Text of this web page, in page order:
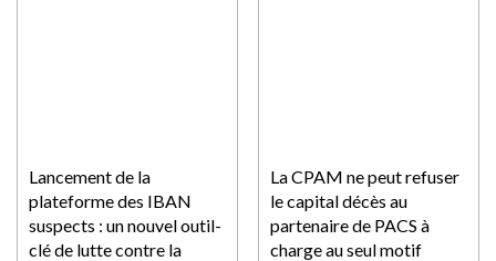
Lancement de la
plateforme des IBAN
suspects : un nouvel outil-
clé de lutte contre la
La CPAM ne peut refuser
le capital décès au
partenaire de PACS à
charge au seul motif